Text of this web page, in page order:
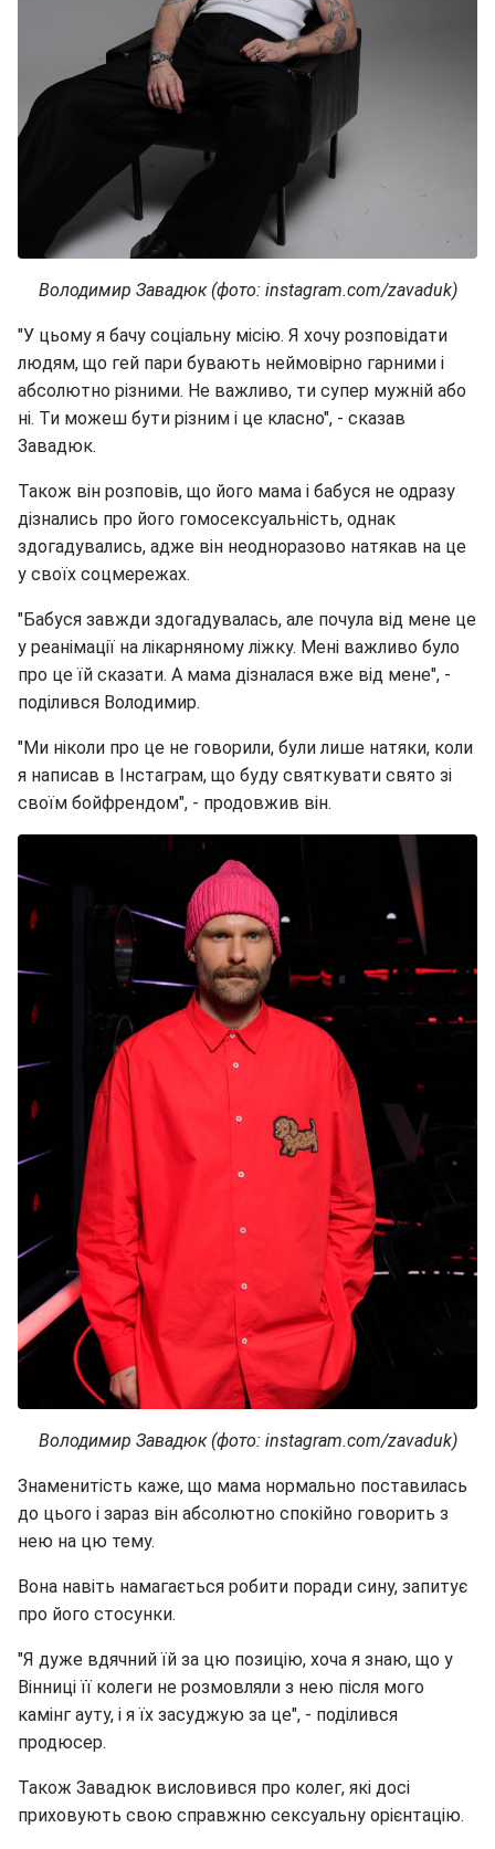
Володимир Завадюк (фото: instagram.com/zavaduk)
"У цьому я бачу соціальну місію. Я хочу розповідати
людям, що гей пари бувають неймовірно гарними і
абсолютно різними. Не важливо, ти супер мужній або
ні. Ти можеш бути різним і це класно", - сказав
Завадюк.
Також він розповів, що його мама і бабуся не одразу
дізнались про його гомосексуальність, однак
здогадувались, адже він неодноразово натякав на це
у своїх соцмережах.
"Бабуся завжди здогадувалась, але почула від мене це
у реанімації на лікарняному ліжку. Мені важливо було
про це їй сказати. А мама дізналася вже від мене", -
поділився Володимир.
"Ми ніколи про це не говорили, були лише натяки, коли
я написав в Інстаграм, що буду святкувати свято зі
своїм бойфрендом", - продовжив він.
Володимир Завадюк (фото: instagram.com/zavaduk)
Знаменитість каже, що мама нормально поставилась
до цього і зараз він абсолютно спокійно говорить з
нею на цю тему.
Вона навіть намагається робити поради сину, запитує
про його стосунки.
"Я дуже вдячний їй за цю позицію, хоча я знаю, що у
Вінниці її колеги не розмовляли з нею після мого
камінг ауту, і я їх засуджую за це", - поділився
продюсер.
Також Завадюк висловився про колег, які досі
приховують свою справжню сексуальну орієнтацію.